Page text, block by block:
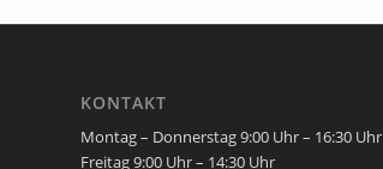
KONTAKT
Montag – Donnerstag 9:00 Uhr – 16:30 Uhr
Freitag 9:00 Uhr – 14:30 Uhr